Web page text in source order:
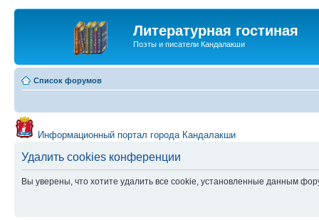
Литературная гостиная
Поэты и писатели Кандалакши
Список форумов
Информационный портал города Кандалакши
Удалить cookies конференции
Вы уверены, что хотите удалить все cookie, установленные данным